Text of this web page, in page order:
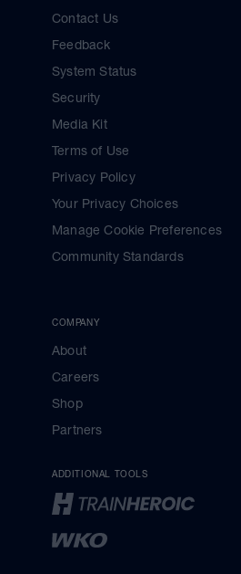
Contact Us
Feedback
System Status
Security
Media Kit
Terms of Use
Privacy Policy
Your Privacy Choices
Manage Cookie Preferences
Community Standards
COMPANY
About
Careers
Shop
Partners
ADDITIONAL TOOLS